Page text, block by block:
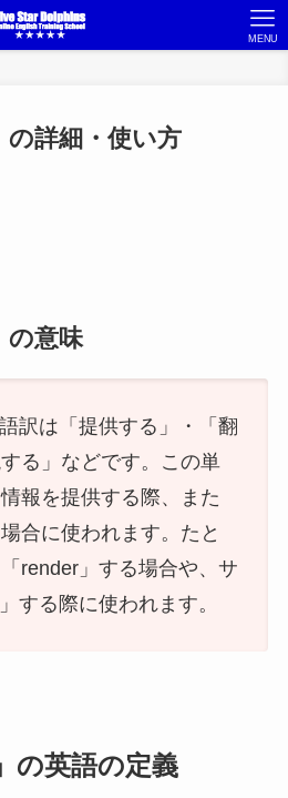
MENU
詳細・使い方
の意味
訳は「提供する」・「翻
る」などです。この単
報を提供する際、また
合に使われます。たと
render」する場合や、サ
する際に使われます。
の英語の定義